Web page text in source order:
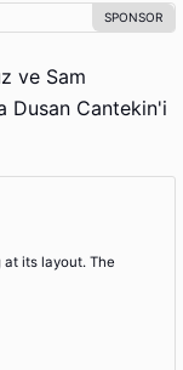
ve Sam
Dusan Cantekin'i
its layout. The